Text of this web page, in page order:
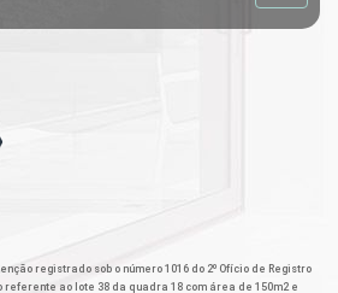
registrado sob o número 1016 do 2º Ofício de Registro
referente ao lote 38 da quadra 18 com área de 150m2 e